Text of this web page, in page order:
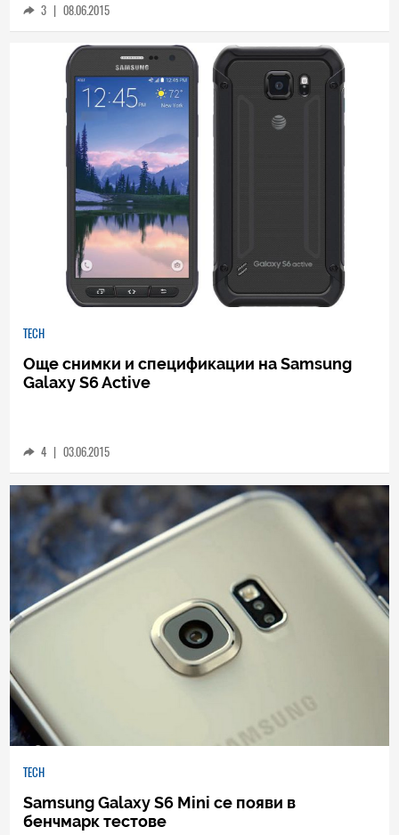
3 | 08.06.2015
TECH
Още снимки и спецификации на Samsung
Galaxy S6 Active
4 | 03.06.2015
TECH
Samsung Galaxy S6 Mini се появи в
бенчмарк тестове